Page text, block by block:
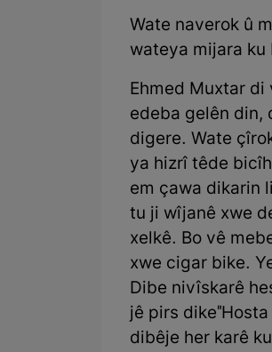
Wate naverok û
wateya mijara
Ehmed Muxtar
edeba gelên din,
digere. Wate
ya hizrî têde
em çawa dikarin
tu ji wîjanê xwe
xelkê. Bo vê
xwe cigar bike.
Dibe nivîskarê
jê pirs
dibêje her karê